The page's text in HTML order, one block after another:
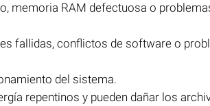
memoria RAM defectuosa o
fallidas, conflictos de software o
del sistema.
repentinos y pueden dañar los